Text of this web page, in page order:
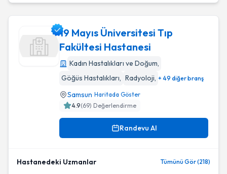
19 Mayıs Üniversitesi Tıp
Fakültesi Hastanesi
Kadın Hastalıkları ve Doğum,
Göğüs Hastalıkları, Radyoloji, + 49 diğer branş
Samsun Haritada Göster
4.9(69) Değerlendirme
Randevu Al
Hastanedeki Uzmanlar Tümünü Gör (218)